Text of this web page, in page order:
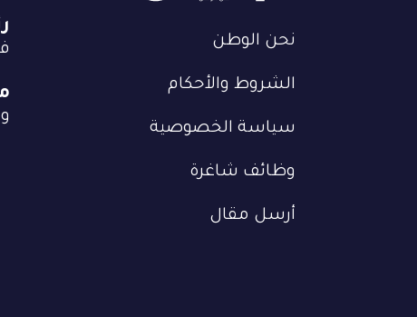
نحن الوطن
الشروط والأحكام
سياسة الخصوصية
وظائف شاغرة
أرسل مقال